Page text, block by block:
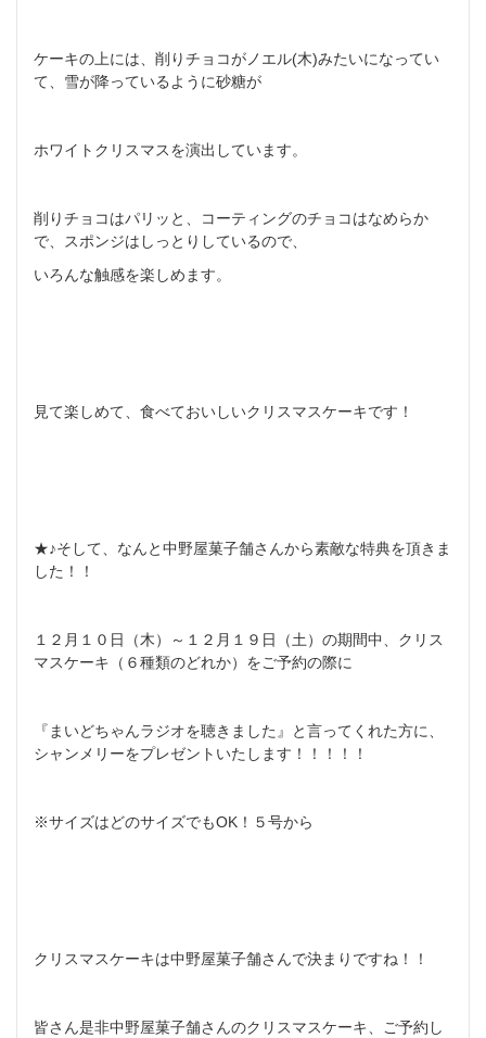
ケーキの上には、削りチョコがノエル(木)みたいになってい
て、 雪が降っているように砂糖が
ホワイトクリスマスを演出しています。
削りチョコはパリッと、コーティングのチョコはなめらか
で、
スポンジはしっとりしているので、
いろんな触感を楽しめます。
見て楽しめて、食べておいしいクリスマスケーキです！
★♪そして、 なんと中野屋菓子舗さんから素敵な特典を頂きま
した！！
１２月１０日（木）～１２月１９日（土）の期間中、 クリス
マスケーキ（６種類のどれか）をご予約の際に
『まいどちゃんラジオを聴きました』と言ってくれた方に、
シャンメリーをプレゼントいたします！！！！！
※サイズはどのサイズでもOK！５号から
クリスマスケーキは中野屋菓子舗さんで決まりですね！！
皆さん是非中野屋菓子舗さんのクリスマスケーキ、 ご予約し